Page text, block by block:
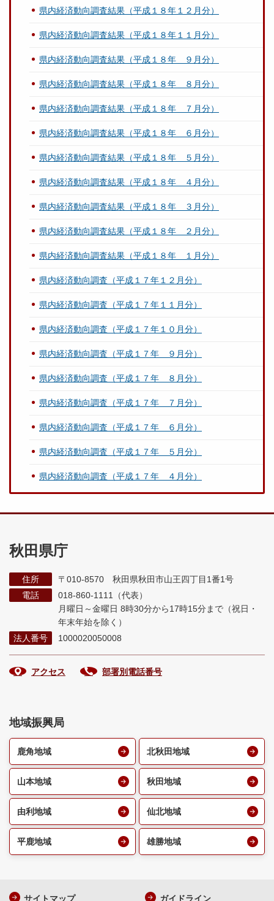
県内経済動向調査結果（平成１８年１２月分）
県内経済動向調査結果（平成１８年１１月分）
県内経済動向調査結果（平成１８年 ９月分）
県内経済動向調査結果（平成１８年 ８月分）
県内経済動向調査結果（平成１８年 ７月分）
県内経済動向調査結果（平成１８年 ６月分）
県内経済動向調査結果（平成１８年 ５月分）
県内経済動向調査結果（平成１８年 ４月分）
県内経済動向調査結果（平成１８年 ３月分）
県内経済動向調査結果（平成１８年 ２月分）
県内経済動向調査結果（平成１８年 １月分）
県内経済動向調査（平成１７年１２月分）
県内経済動向調査（平成１７年１１月分）
県内経済動向調査（平成１７年１０月分）
県内経済動向調査（平成１７年 ９月分）
県内経済動向調査（平成１７年 ８月分）
県内経済動向調査（平成１７年 ７月分）
県内経済動向調査（平成１７年 ６月分）
県内経済動向調査（平成１７年 ５月分）
県内経済動向調査（平成１７年 ４月分）
秋田県庁
住所
〒010-8570 秋田県秋田市山王四丁目1番1号
電話
018-860-1111（代表）
月曜日～金曜日 8時30分から17時15分まで （祝日・
年末年始を除く）
法人番号
1000020050008
アクセス 部署別電話番号
地域振興局
鹿角地域 北秋田地域
山本地域 秋田地域
由利地域 仙北地域
平鹿地域 雄勝地域
サイトマップ ガイドライン